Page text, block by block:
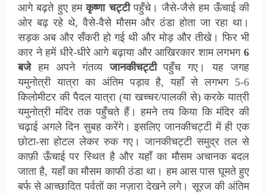
आगे बढ़ते हुए हमकृष्णा चट्टीपहुँचे। जैसे-जैसे हम ऊँचाई की
ओर बढ़ रहे थे, वैसे-वैसे मौसम और ठंडा होता जा रहा था।
सड़क अब और सँकरी हो गई थी और मोड़ और तीखे। फिर भी
कार ने हमें धीरे-धीरे आगे बढ़ाया और आखिरकार शाम लगभग 6
बजेहम अपने गंतव्यजानकीचट्टीपहुँच गए। यह जगह
यमुनोत्री यात्रा का अंतिम पड़ाव है, यहाँ से लगभग 5-6
किलोमीटर की पैदल यात्रा (या खच्चर/पालकी से) करके यात्री
यमुनोत्री मंदिर तक पहुँचते हैं। हमने तय किया कि मंदिर की
चढ़ाई अगले दिन सुबह करेंगे। इसलिए जानकीचट्टी में ही एक
छोटा-सा होटल लेकर रुक गए। जानकीचट्टी समुद्र तल से
काफ़ी ऊँचाई पर स्थित है और यहाँ का मौसम अचानक बदल
जाता है, यहाँ का मौसम काफी ठंडा था। हम आस पास घूमते हुए
बर्फ से आच्छादित पर्वतों का नज़ारा देखने लगे। सूरज की अंतिम